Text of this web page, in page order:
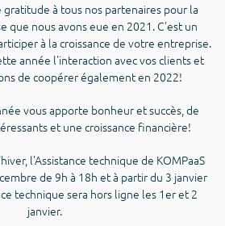
à tous nos partenaires pour la
que nous avons eue en 2021. C'est un
à la croissance de votre entreprise.
année l'interaction avec vos clients et
de coopérer également en 2022!
vous apporte bonheur et succès, de
et une croissance financière!
l'Assistance technique de KOMPaaS
de 9h à 18h et à partir du 3 janvier
technique sera hors ligne les 1er et 2
janvier.